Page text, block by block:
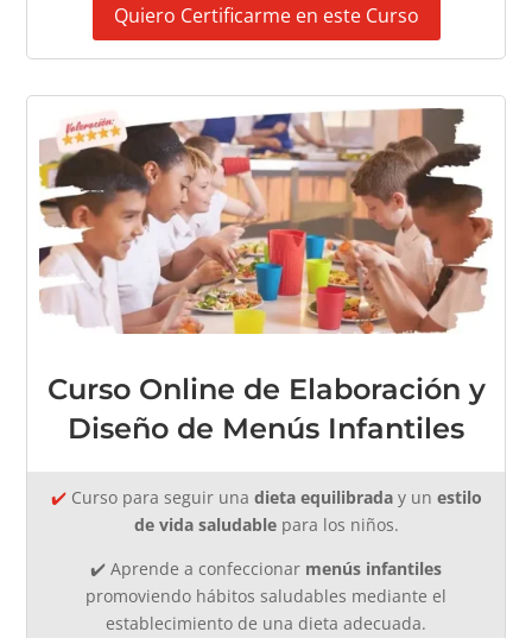
Quiero Certificarme en este Curso
Curso Online de Elaboración y
Diseño de Menús Infantiles
✔️Curso para seguir una dieta equilibraday un estilo
de vida saludable para los niños.
✔️ Aprende a confeccionar menús infantiles
promoviendo hábitos saludables mediante el
establecimiento de una dieta adecuada.